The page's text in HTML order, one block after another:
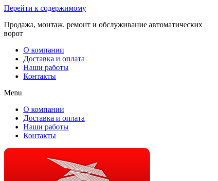
Перейти к содержимому
Продажа, монтаж. ремонт и обслуживание автоматических
ворот
О компании
Доставка и оплата
Наши работы
Контакты
Menu
О компании
Доставка и оплата
Наши работы
Контакты